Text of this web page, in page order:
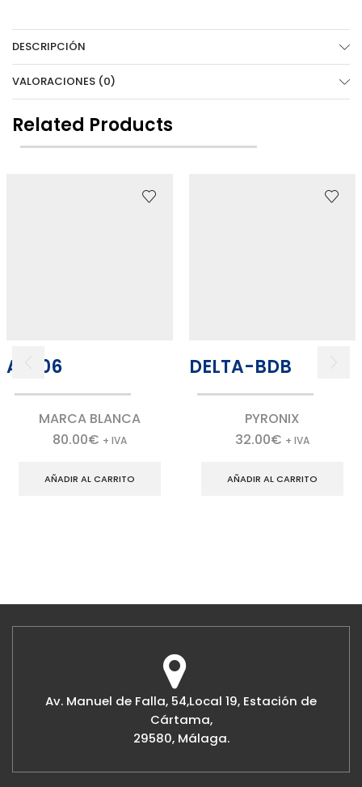
DESCRIPCIÓN
VALORACIONES (0)
Related Products
AC106
MARCA BLANCA
80.00€ + IVA
AÑADIR AL CARRITO
DELTA-BDB
PYRONIX
32.00€ + IVA
AÑADIR AL CARRITO
Av. Manuel de Falla, 54,Local 19, Estación de
Cártama,
29580, Málaga.